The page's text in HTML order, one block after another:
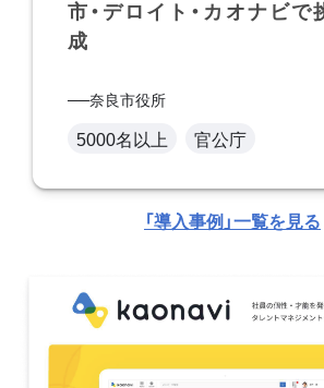
市・デロイト・カオナビで
成
奈良市役所
5000名以上 官公庁
「導入事例」一覧を見る